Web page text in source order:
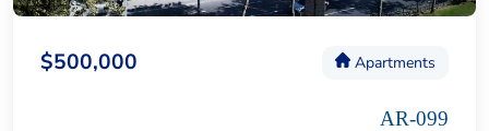
Apartments
$500,000
AR-099